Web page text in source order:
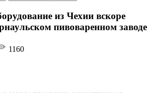
из Чехии вскоре
пивоваренном заводе
1160